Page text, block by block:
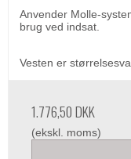
Anvender Molle-
brug ved indsat.
Vesten er
1.776,50 DKK
(ekskl. moms)